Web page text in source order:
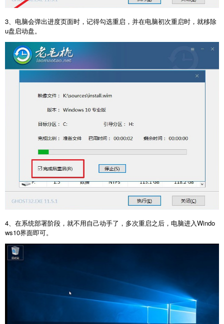
3、电脑会弹出进度页面时，记得勾选重启，并在电脑初次重启时，就移除
u盘启动盘。
4、在系统部署阶段，就不用自己动手了，多次重启之后，电脑进入Windo
ws10界面即可。